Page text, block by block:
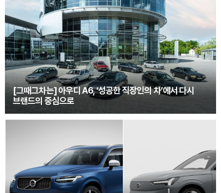
[그때그차는] 아우디 A6, ‘성공한 직장인의 차’에서 다시
브랜드의 중심으로